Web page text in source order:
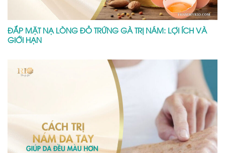
ĐẮP MẶT NẠ LÒNG ĐỎ TRỨNG GÀ TRỊ NÁM: LỢI ÍCH VÀ
GIỚI HẠN